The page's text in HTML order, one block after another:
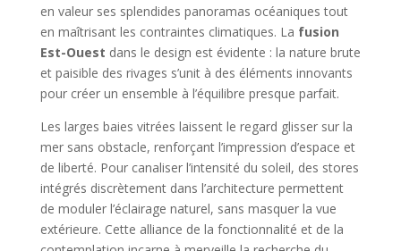
en valeur ses splendides panoramas océaniques tout
en maîtrisant les contraintes climatiques. La fusion
Est-Ouest dans le design est évidente : la nature brute
et paisible des rivages s’unit à des éléments innovants
pour créer un ensemble à l’équilibre presque parfait.
Les larges baies vitrées laissent le regard glisser sur la
mer sans obstacle, renforçant l’impression d’espace et
de liberté. Pour canaliser l’intensité du soleil, des stores
intégrés discrètement dans l’architecture permettent
de moduler l’éclairage naturel, sans masquer la vue
extérieure. Cette alliance de la fonctionnalité et de la